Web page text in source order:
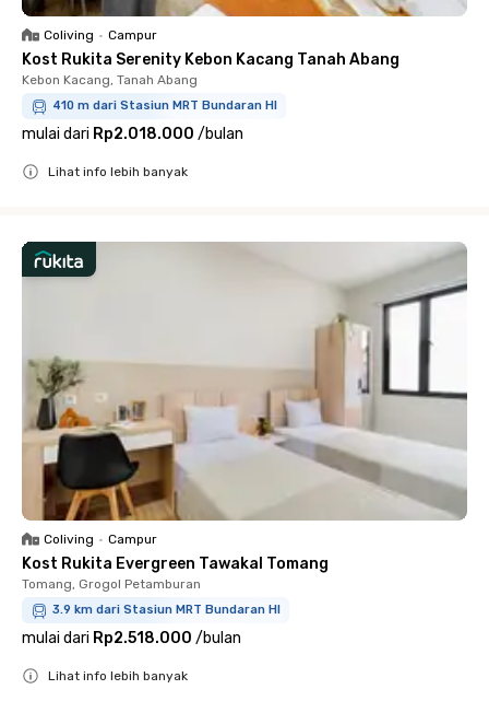
Coliving • Campur
Kost Rukita Serenity Kebon Kacang Tanah Abang
Kebon Kacang, Tanah Abang
410 m dari Stasiun MRT Bundaran HI
mulai dari Rp2.018.000 /bulan
Lihat info lebih banyak
Coliving • Campur
Kost Rukita Evergreen Tawakal Tomang
Tomang, Grogol Petamburan
3.9 km dari Stasiun MRT Bundaran HI
mulai dari Rp2.518.000 /bulan
Lihat info lebih banyak